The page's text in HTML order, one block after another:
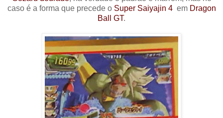
caso é a forma que precede o Super Saiyajin 4em Dragon
Ball GT.